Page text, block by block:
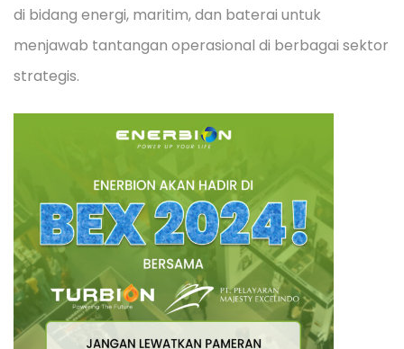
di bidang energi, maritim, dan baterai untuk
menjawab tantangan operasional di berbagai sektor
strategis.